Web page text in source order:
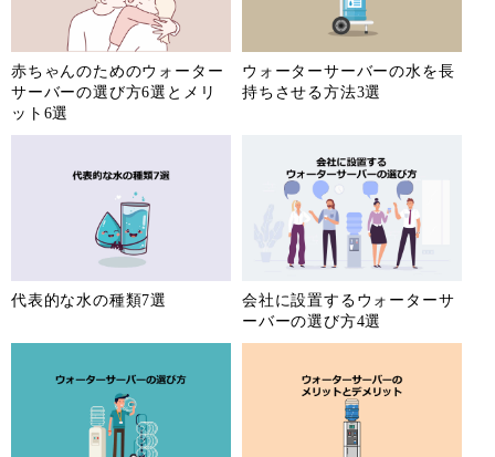
赤ちゃんのためのウォーター
サーバーの選び方6選とメリ
ット6選
ウォーターサーバーの水を長
持ちさせる方法3選
代表的な水の種類7選
会社に設置するウォーターサ
ーバーの選び方4選